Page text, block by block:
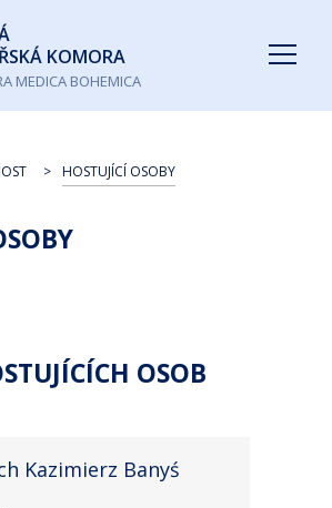
KOMORA
MEDICA BOHEMICA
HOSTUJÍCÍ OSOBY
OSOB
Kazimierz Banyś